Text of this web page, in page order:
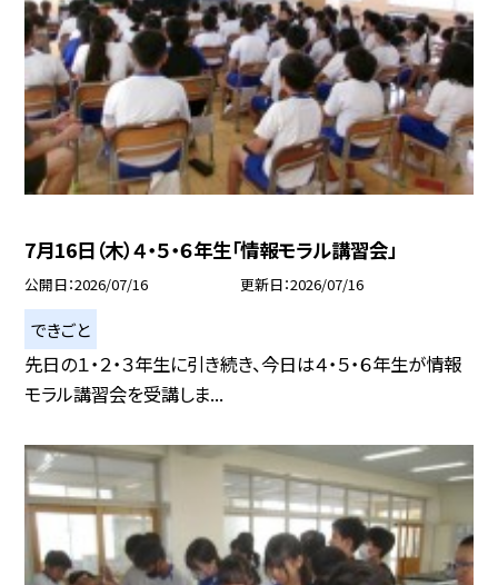
7月16日（木）４・５・６年生「情報モラル講習会」
公開日 2026/07/16 更新日 2026/07/16
できごと
先日の１・２・３年生に引き続き、今日は４・５・６年生が情報
モラル講習会を受講しま...